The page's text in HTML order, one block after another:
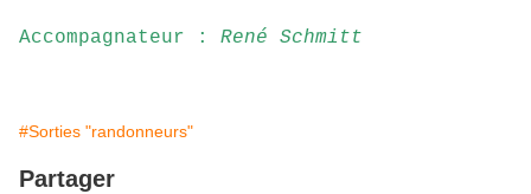
Accompagnateur : René Schmitt
#Sorties "randonneurs"
Partager